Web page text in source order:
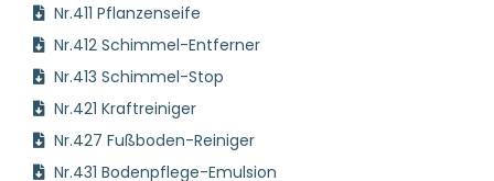
Nr.411 Pflanzenseife
Nr.412 Schimmel-Entferner
Nr.413 Schimmel-Stop
Nr.421 Kraftreiniger
Nr.427 Fußboden-Reiniger
Nr.431 Bodenpflege-Emulsion